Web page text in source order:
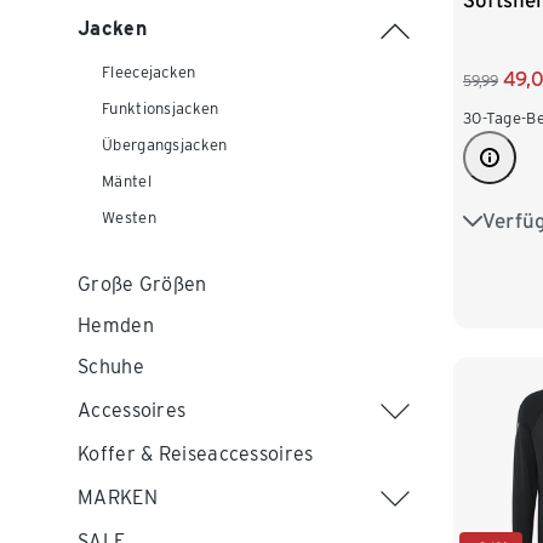
Jacken
Fleecejacken
Funktionsjacken
Übergangsjacken
Mäntel
Westen
Große Größen
Hemden
Schuhe
Accessoires
Koffer & Reiseaccessoires
MARKEN
59,99
30-Tage-
S 44/46